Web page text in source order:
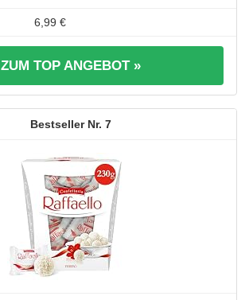
6,99 €
ZUM TOP ANGEBOT »
7